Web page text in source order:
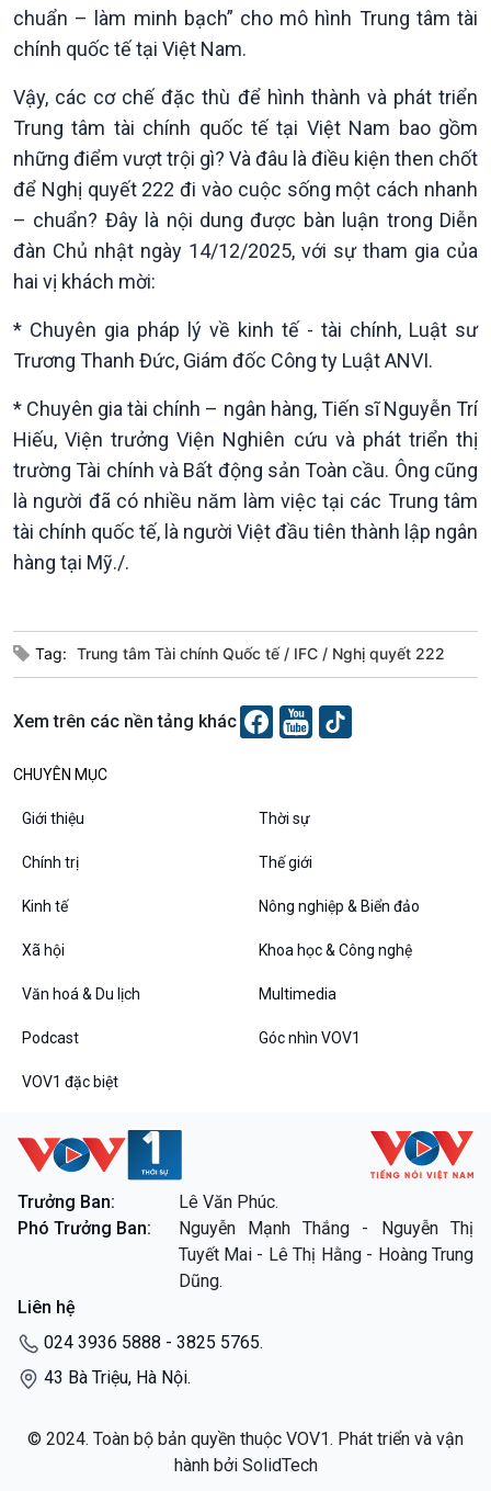
Xã hội
Tin Đời sống & Xã hội
360 độ Sức khỏe
Chuyển đổi Xanh
Tài nguyên và Môi trường
Chuyên gia của bạn
Xã hội chuyển động
Bước chân đến trường
Khoa học & Công nghệ
Tin Khoa học & Công nghệ
Kết nối công nghệ
Sống chung với biến đổi
khí hậu
Văn hoá & Du lịch
Tin Văn hoá & Du lịch
Chát với người nổi tiếng
Câu chuyện Thể thao
Multimedia
Ảnh
Video
Podcast
10 phút Sự kiện - Luận bàn
Dòng chảy sự kiện
Đối thoại
Chuyện đêm
VOV1 đặc biệt
Thanh âm ký sự
Chân dung cuộc sống
Các chương trình đặc biệt
chuẩn – làm minh bạch” cho mô hình Trung tâm tài
chính quốc tế tại Việt Nam.
Vậy, các cơ chế đặc thù để hình thành và phát triển
Trung tâm tài chính quốc tế tại Việt Nam bao gồm
những điểm vượt trội gì? Và đâu là điều kiện then chốt
để Nghị quyết 222 đi vào cuộc sống một cách nhanh
– chuẩn? Đây là nội dung được bàn luận trong Diễn
đàn Chủ nhật ngày 14/12/2025, với sự tham gia của
hai vị khách mời:
* Chuyên gia pháp lý về kinh tế - tài chính, Luật sư
Trương Thanh Đức, Giám đốc Công ty Luật ANVI.
* Chuyên gia tài chính – ngân hàng, Tiến sĩ Nguyễn Trí
Hiếu, Viện trưởng Viện Nghiên cứu và phát triển thị
trường Tài chính và Bất động sản Toàn cầu. Ông cũng
là người đã có nhiều năm làm việc tại các Trung tâm
tài chính quốc tế, là người Việt đầu tiên thành lập ngân
hàng tại Mỹ./.
Tag: Trung tâm Tài chính Quốc tế IFC Nghị quyết 222
Xem trên các nền tảng khác
CHUYÊN MỤC
Giới thiệu Thời sự
Chính trị Thế giới
Kinh tế Nông nghiệp & Biển đảo
Xã hội Khoa học & Công nghệ
Văn hoá & Du lịch Multimedia
Podcast Góc nhìn VOV1
VOV1 đặc biệt
Trưởng Ban:
Lê Văn Phúc.
Phó Trưởng Ban:
Nguyễn Mạnh Thắng - Nguyễn Thị
Tuyết Mai - Lê Thị Hằng - Hoàng Trung
Dũng.
Liên hệ
024 3936 5888 - 3825 5765.
43 Bà Triệu, Hà Nội.
© 2024. Toàn bộ bản quyền thuộc VOV1. Phát triển và vận
hành bởi SolidTech